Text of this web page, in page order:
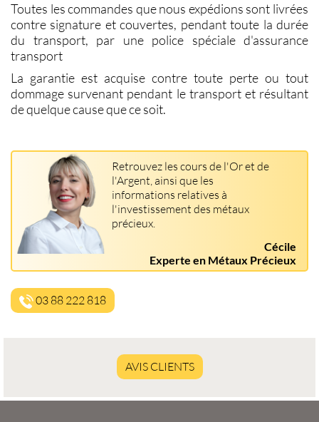
Toutes les commandes que nous expédions sont livrées
contre signature et couvertes, pendant toute la durée
du transport, par une police spéciale d'assurance
transport
La garantie est acquise contre toute perte ou tout
dommage survenant pendant le transport et résultant
de quelque cause que ce soit.
Retrouvez les cours de l'Or et de
l'Argent, ainsi que les
informations relatives à
l'investissement des métaux
précieux.
Cécile
Experte en Métaux Précieux
03 88 222 818
AVIS CLIENTS